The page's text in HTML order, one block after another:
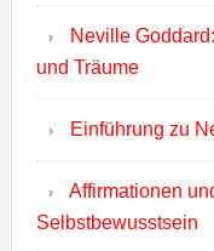
Neville
und Träume
Einführung zu
Affirmationen
Selbstbewusstsein